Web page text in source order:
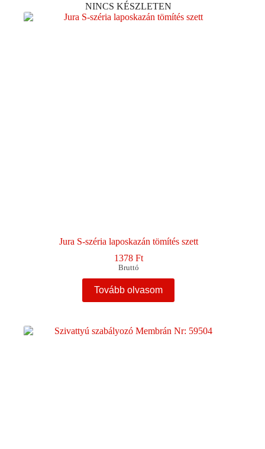
NINCS KÉSZLETEN
Jura S-széria laposkazán tömítés szett
1378 Ft
Bruttó
Tovább olvasom